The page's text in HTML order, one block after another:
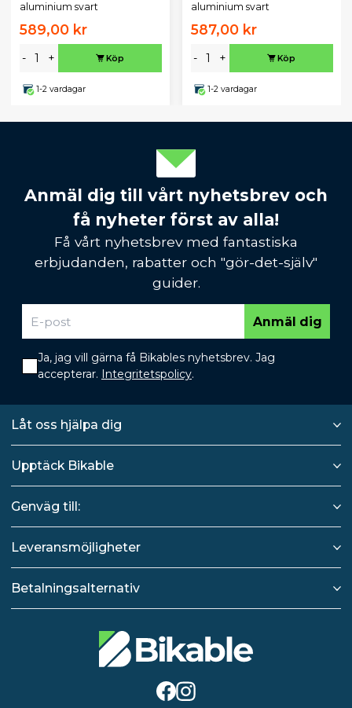
aluminium svart
589,00 kr
- + Köp
1-2 vardagar
aluminium svart
587,00 kr
- + Köp
1-2 vardagar
Anmäl dig till vårt nyhetsbrev och
få nyheter först av alla!
Få vårt nyhetsbrev med fantastiska
erbjudanden, rabatter och "gör-det-själv"
guider.
Anmäl dig
Ja, jag vill gärna få Bikables nyhetsbrev. Jag
accepterar. Integritetspolicy.
Låt oss hjälpa dig
Upptäck Bikable
Genväg till:
Leveransmöjligheter
Betalningsalternativ